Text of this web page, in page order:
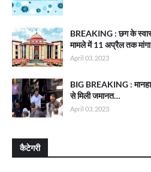
BREAKING : छग के
मामले में 11 अप्रैल तक
April 03, 2023
BIG BREAKING :
से मिली जमानत…
April 03, 2023
कैटेगरी